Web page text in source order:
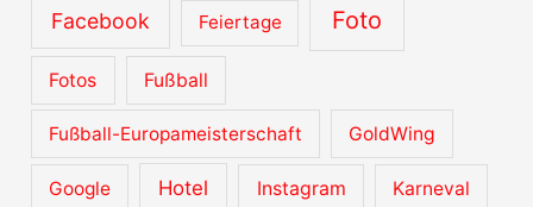
Facebook Feiertage Foto
Fotos Fußball
Fußball-Europameisterschaft GoldWing
Google Hotel Instagram Karneval